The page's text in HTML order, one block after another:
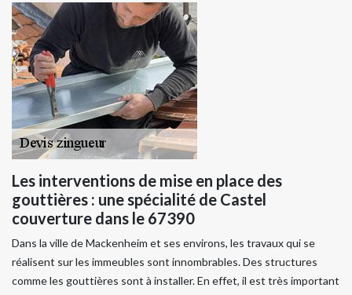
Les interventions de mise en place des
gouttières : une spécialité de Castel
couverture dans le 67390
Dans la ville de Mackenheim et ses environs, les travaux qui se
réalisent sur les immeubles sont innombrables. Des structures
comme les gouttières sont à installer. En effet, il est très important